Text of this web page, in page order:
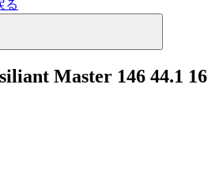
る
Master 146 44.1 16